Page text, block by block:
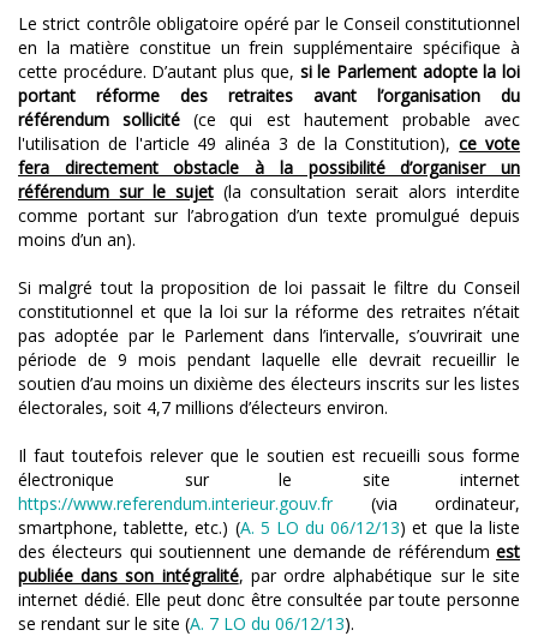
Le strict contrôle obligatoire opéré par le Conseil constitutionnel
en la matière constitue un frein supplémentaire spécifique à
cette procédure. D’autant plus que, si le Parlement adopte la loi
portant réforme des retraites avant l’organisation du
référendum sollicité (ce qui est hautement probable avec
l'utilisation de l'article 49 alinéa 3 de la Constitution),ce vote
fera directement obstacle à la possibilité d’organiser un
référendum sur le sujet(la consultation serait alors interdite
comme portant sur l’abrogation d’un texte promulgué depuis
moins d’un an).
Si malgré tout la proposition de loi passait le filtre du Conseil
constitutionnel et que la loi sur la réforme des retraites n’était
pas adoptée par le Parlement dans l’intervalle, s’ouvrirait une
période de 9 mois pendant laquelle elle devrait recueillir le
soutien d’au moins un dixième des électeurs inscrits sur les listes
électorales, soit 4,7 millions d’électeurs environ.
Il faut toutefois relever que le soutien est recueilli sous forme
électronique sur le site internet
https://www.referendum.interieur.gouv.fr(via ordinateur,
smartphone, tablette, etc.) (A. 5 LO du 06/12/13) et que la liste
des électeurs qui soutiennent une demande de référendum est
publiée dans son intégralité, par ordre alphabétique sur le site
internet dédié. Elle peut donc être consultée par toute personne
se rendant sur le site (A. 7 LO du 06/12/13).